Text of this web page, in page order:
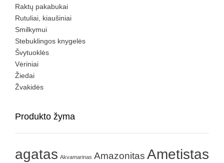
Raktų pakabukai
Rutuliai, kiaušiniai
Smilkymui
Stebuklingos knygelės
Švytuoklės
Vėriniai
Žiedai
Žvakidės
Produkto žyma
agatas Akvamarinas Amazonitas Ametistas